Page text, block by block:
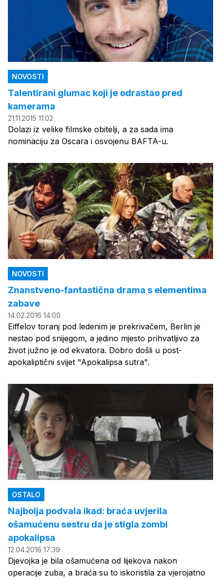
NOVOSTI
Talentirani glumac koji je odrastao pred
kamerama
21.11.2015 11:02
Dolazi iz velike filmske obitelji, a za sada ima
nominaciju za Oscara i osvojenu BAFTA-u.
NOVOSTI
Znanstveno-fantastična drama s elementima
zabave
14.02.2016 14:00
Eiffelov toranj pod ledenim je prekrivačem, Berlin je
nestao pod snijegom, a jedino mjesto prihvatljivo za
život južno je od ekvatora. Dobro došli u post-
apokaliptični svijet "Apokalipsa sutra".
OSTALO
Najbolja podvala ikad: braća uvjerila
ošamućenu sestru da je stigla zombi
apokalipsa
12.04.2016 17:39
Djevojka je bila ošamućena od lijekova nakon
operacije zuba, a braća su to iskoristila za vjerojatno